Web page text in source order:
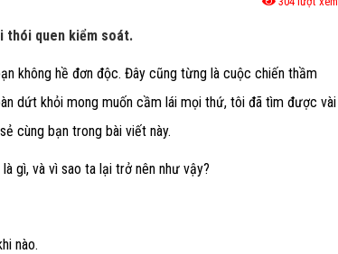
thói quen kiểm soát.
không hề đơn độc. Đây cũng từng là cuộc chiến thầm
dứt khỏi mong muốn cầm lái mọi thứ, tôi đã tìm được vài
cùng bạn trong bài viết này.
gì, và vì sao ta lại trở nên như vậy?
nào.